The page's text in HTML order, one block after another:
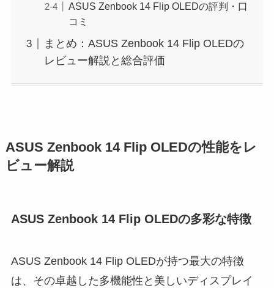
ASUS Zenbook 14 Flip OLEDの評判・口
コミ
まとめ：ASUS Zenbook 14 Flip OLEDの
レビュー解説と総合評価
ASUS Zenbook 14 Flip OLEDの性能をレ
ビュー解説
ASUS Zenbook 14 Flip OLEDの多彩な特徴
ASUS Zenbook 14 Flip OLEDが持つ最大の特徴
は、その卓越した多機能性と美しいディスプレイ